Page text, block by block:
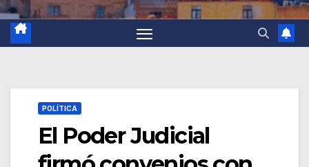
POLÍTICA
El Poder Judicial